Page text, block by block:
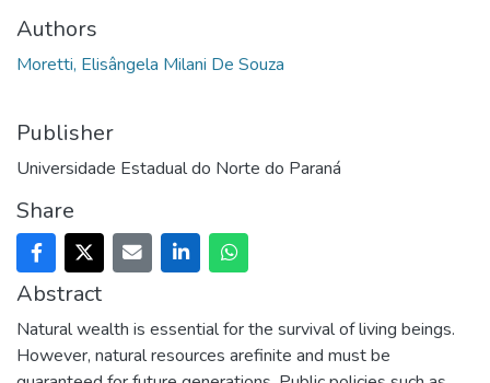
Authors
Moretti, Elisângela Milani De Souza
Publisher
Universidade Estadual do Norte do Paraná
Share
Abstract
Natural wealth is essential for the survival of living beings.
However, natural resources arefinite and must be